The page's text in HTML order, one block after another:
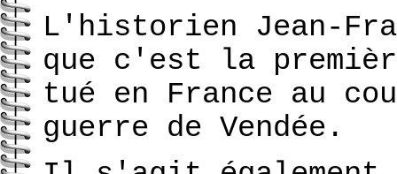
L'historien Jean-
que c'est la
tué en France au
guerre de Vendée.